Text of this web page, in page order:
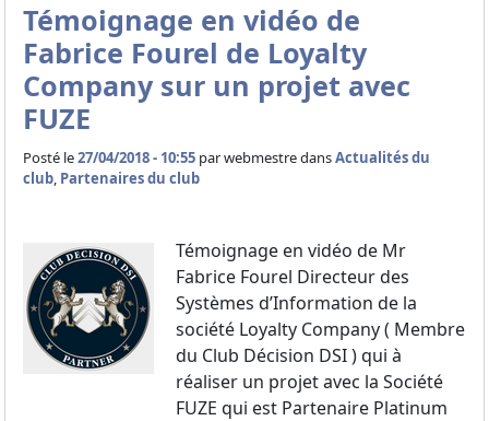
Témoignage en vidéo de
Fabrice Fourel de Loyalty
Company sur un projet avec
FUZE
Posté le27/04/2018 - 10:55 parwebmestre dansActualités du
club, Partenaires du club
Témoignage en vidéo de Mr
Fabrice Fourel Directeur des
Systèmes d’Information de la
société Loyalty Company ( Membre
du Club Décision DSI ) qui à
réaliser un projet avec la Société
FUZE qui est Partenaire Platinum